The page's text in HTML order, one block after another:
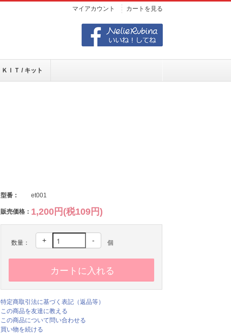
マイアカウント カートを見る
ＫＩＴ / キット
型番： et001
販売価格： 1,200円(税109円)
数量： + - 個
特定商取引法に基づく表記（返品等）
この商品を友達に教える
この商品について問い合わせる
買い物を続ける